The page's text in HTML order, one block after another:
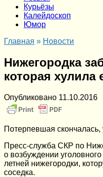
Курьёзы
Калейдоскоп
Юмор
Главная » Новости
Нижегородка
которая хулила
Опубликовано 11.10.2016
Потерпевшая
Пресс-служба СКР по
о возбуждении
летней нижегородки,
соседка.